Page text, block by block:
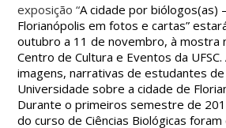
exposição “A cidade por biólogos(as)
Florianópolis em fotos e cartas”
outubro a 11 de novembro, à mostra
Centro de Cultura e Eventos da
imagens, narrativas de estudantes
Universidade sobre a cidade de
Durante o primeiros semestre de
do curso de Ciências Biológicas foram